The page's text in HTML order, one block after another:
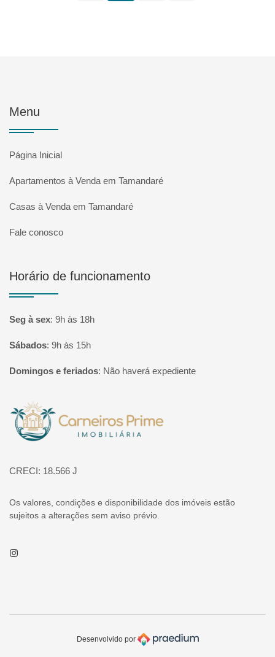
Menu
Página Inicial
Apartamentos à Venda em Tamandaré
Casas à Venda em Tamandaré
Fale conosco
Horário de funcionamento
Seg à sex: 9h às 18h
Sábados: 9h às 15h
Domingos e feriados: Não haverá expediente
Página inicial
CRECI: 18.566 J
Os valores, condições e disponibilidade dos imóveis estão
sujeitos a alterações sem aviso prévio.
Instagram
Desenvolvido por